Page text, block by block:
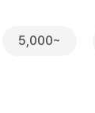
5,000~